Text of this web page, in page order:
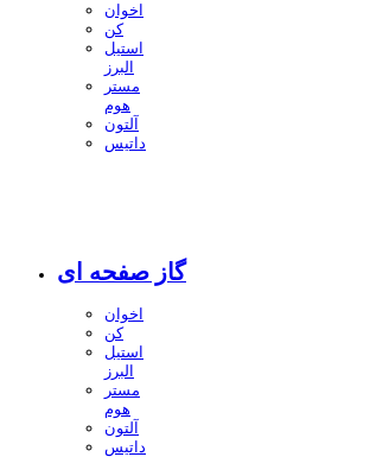
اخوان
کن
استیل
البرز
مستر
هوم
آلتون
داتیس
گاز صفحه ای
اخوان
کن
استیل
البرز
مستر
هوم
آلتون
داتیس